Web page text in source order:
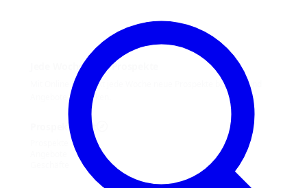
Jede Woche neue Prospekte
Mit Online Prospekt jede Woche neue Prospekte blättern und
Angebote entdecken.
Prospekt-Welt